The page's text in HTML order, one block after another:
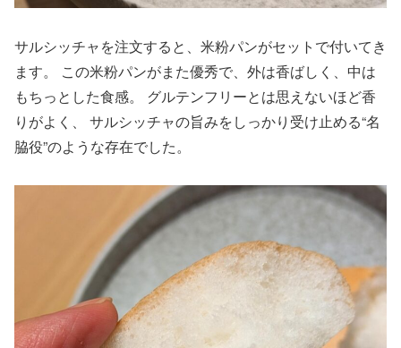
サルシッチャを注文すると、米粉パンがセットで付いてき
ます。 この米粉パンがまた優秀で、外は香ばしく、中は
もちっとした食感。 グルテンフリーとは思えないほど香
りがよく、 サルシッチャの旨みをしっかり受け止める“名
脇役”のような存在でした。